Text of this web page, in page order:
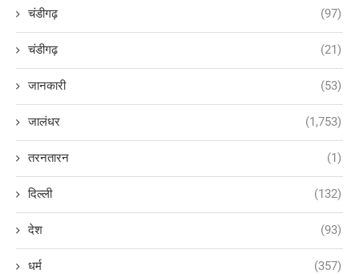
चंडीगढ़ (97)
चंडीगढ़ (21)
जानकारी (53)
जालंधर (1,753)
तरनतारन (1)
दिल्ली (132)
देश (93)
धर्म (357)